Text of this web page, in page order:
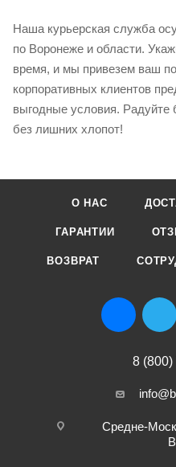
Наша курьерская служба
по Воронеже и области.
время, и мы привезем ваш
корпоративных клиентов
выгодные условия. Радуйте
без лишних хлопот!
О НАС
ГАРАНТИИ
ВОЗВРАТ
8 (800)
Средне-